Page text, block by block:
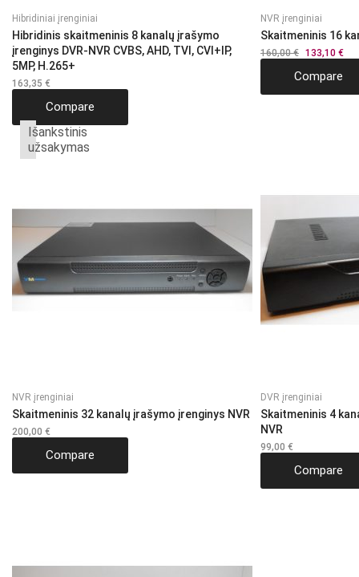
Hibridiniai įrenginiai
Hibridinis skaitmeninis 8 kanalų įrašymo
įrenginys DVR-NVR CVBS, AHD, TVI, CVI+IP,
5MP, H.265+
163,35 €
Compare
NVR įrenginiai
Skaitmeninis 16
160,00€ Original
was:
160,00 €.
133,10 €
Compare
Išankstinis
užsakymas
NVR įrenginiai
Skaitmeninis 32 kanalų įrašymo įrenginys NVR
200,00 €
Compare
DVR įrenginiai
Skaitmeninis 4
NVR
99,00 €
Compare